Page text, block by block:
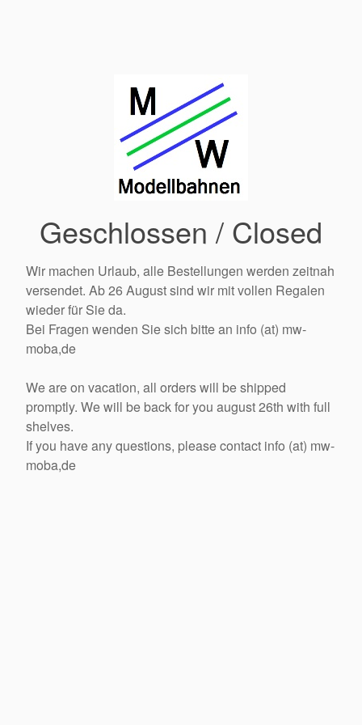
Geschlossen / Closed
Wir machen Urlaub, alle Bestellungen werden zeitnah
versendet. Ab 26 August sind wir mit vollen Regalen
wieder für Sie da.
Bei Fragen wenden Sie sich bitte an info (at) mw-
moba,de
We are on vacation, all orders will be shipped
promptly. We will be back for you august 26th with full
shelves.
If you have any questions, please contact info (at) mw-
moba,de